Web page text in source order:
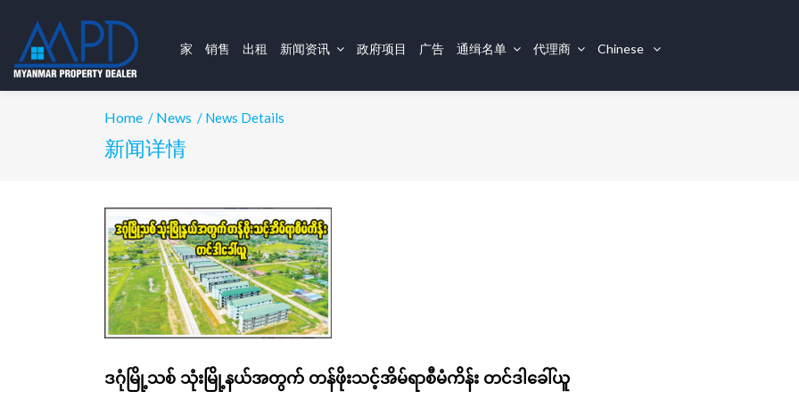
家 销售 出租 新闻资讯 政府项目 广告 通缉名单 代理商 Chinese
Home / News / News Details
新闻详情
ဒဂုံမြို့သစ် သုံးမြို့နယ်အတွက် တန်ဖိုးသင့်အိမ်ရာစီမံကိန်း တင်ဒါခေါ်ယူ